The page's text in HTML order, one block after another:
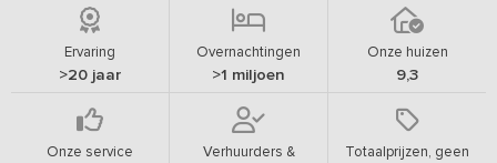
Ervaring
>20 jaar
Overnachtingen
>1 miljoen
Onze huizen
9,3
Onze service
Verhuurders &
Totaalprijzen, geen